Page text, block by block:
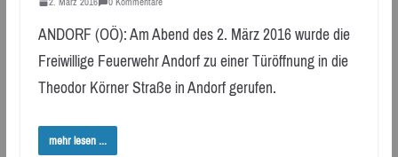
ANDORF (OÖ): Am Abend des 2. März 2016 wurde die
Freiwillige Feuerwehr Andorf zu einer Türöffnung in die
Theodor Körner Straße in Andorf gerufen.
mehr lesen ...